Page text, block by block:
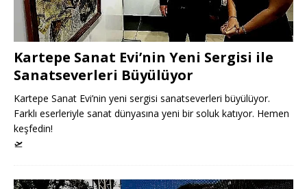
Kartepe Sanat Evi’nin Yeni Sergisi ile
Sanatseverleri Büyülüyor
Kartepe Sanat Evi’nin yeni sergisi sanatseverleri büyülüyor.
Farklı eserleriyle sanat dünyasına yeni bir soluk katıyor. Hemen
keşfedin!
🛫